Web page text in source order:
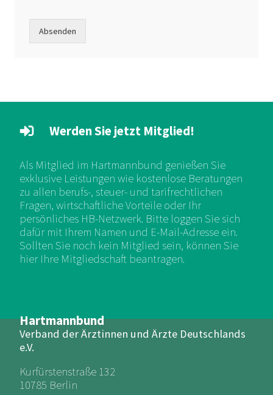
Absenden
Hartmannbund
Verband der Ärztinnen und Ärzte Deutschlands
e.V.
Kurfürstenstraße 132
10785 Berlin
Werden Sie jetzt Mitglied!
Als Mitglied im Hartmannbund genießen Sie
exklusive Leistungen wie kostenlose Beratungen
zu allen berufs-, steuer- und tarifrechtlichen
Fragen, wirtschaftliche Vorteile oder Ihr
persönliches HB-Netzwerk. Bitte loggen Sie sich
dafür mit Ihrem Namen und E-Mail-Adresse ein.
Sollten Sie noch kein Mitglied sein, können Sie
hier Ihre Mitgliedschaft beantragen.